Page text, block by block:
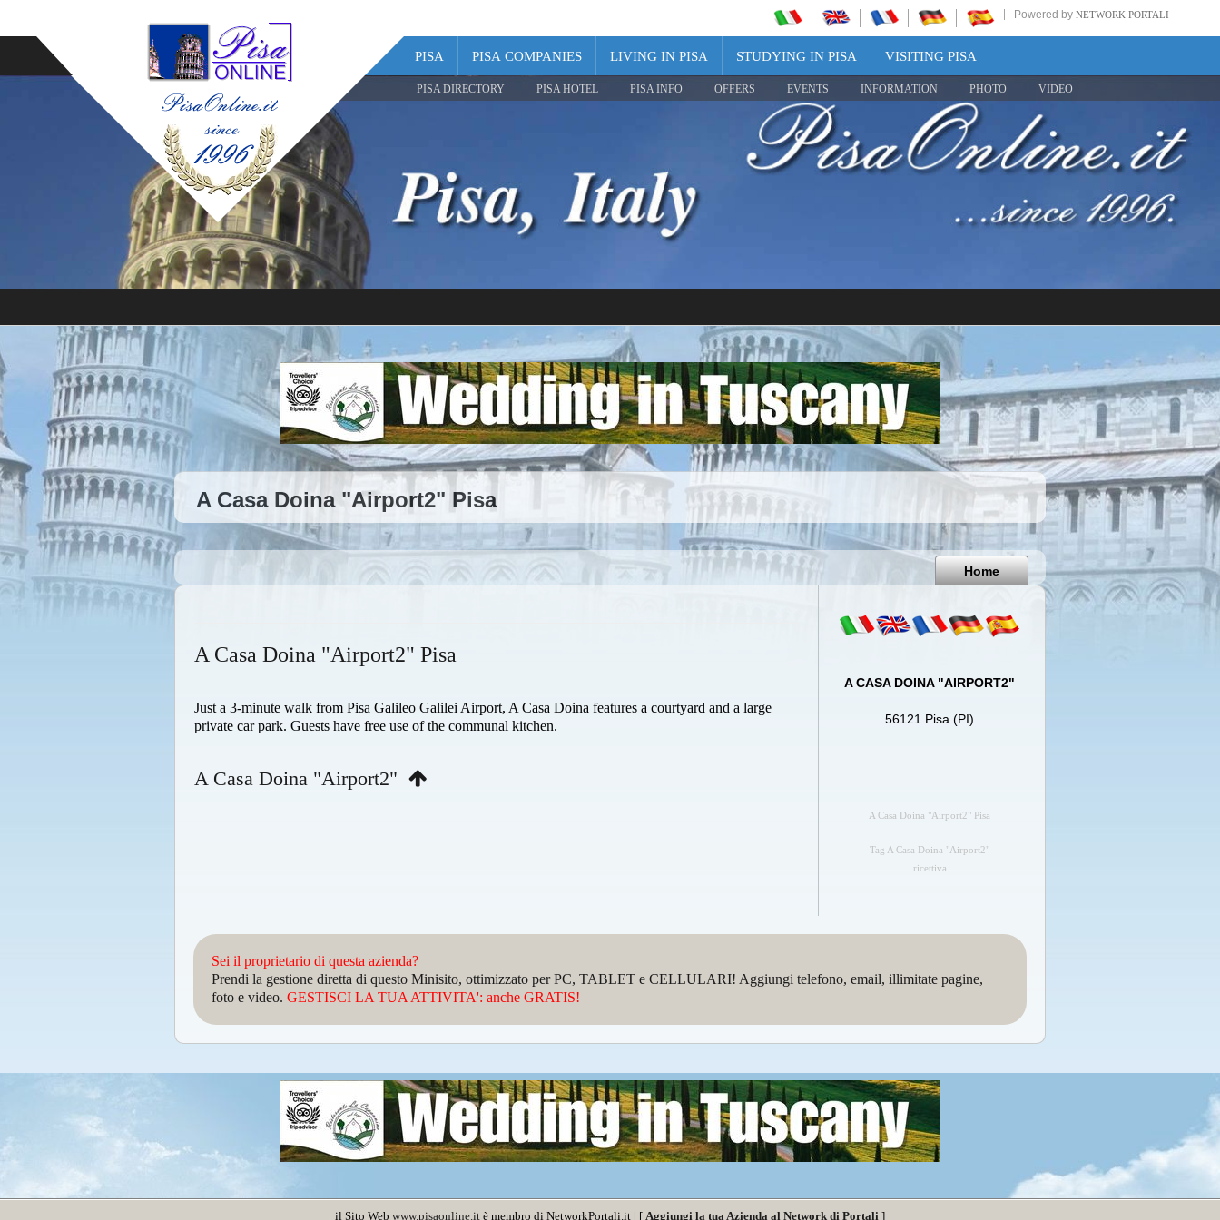
Powered by NETWORK PORTALI
PISA PISA COMPANIES LIVING IN PISA STUDYING IN PISA VISITING PISA
PISA DIRECTORY PISA HOTEL PISA INFO OFFERS EVENTS INFORMATION PHOTO VIDEO
Share
Pisa
Italy
A Casa Doina "Airport2" Pisa
Home
A Casa Doina "Airport2" Pisa
Just a 3-minute walk from Pisa Galileo Galilei Airport, A Casa Doina features a courtyard and a large
private car park. Guests have free use of the communal kitchen.
A Casa Doina "Airport2"
A CASA DOINA "AIRPORT2"
56121 Pisa (PI)
A Casa Doina "Airport2" Pisa
Tag A Casa Doina "Airport2"
ricettiva
Sei il proprietario di questa azienda?
Prendi la gestione diretta di questo Minisito, ottimizzato per PC, TABLET e CELLULARI! Aggiungi telefono, email, illimitate pagine,
foto e video. GESTISCI LA TUA ATTIVITA': anche GRATIS!
il Sito Web www.pisaonline.it è membro di NetworkPortali.it | [ Aggiungi la tua Azienda al Network di Portali ]